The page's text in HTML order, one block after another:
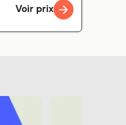
Voir prix